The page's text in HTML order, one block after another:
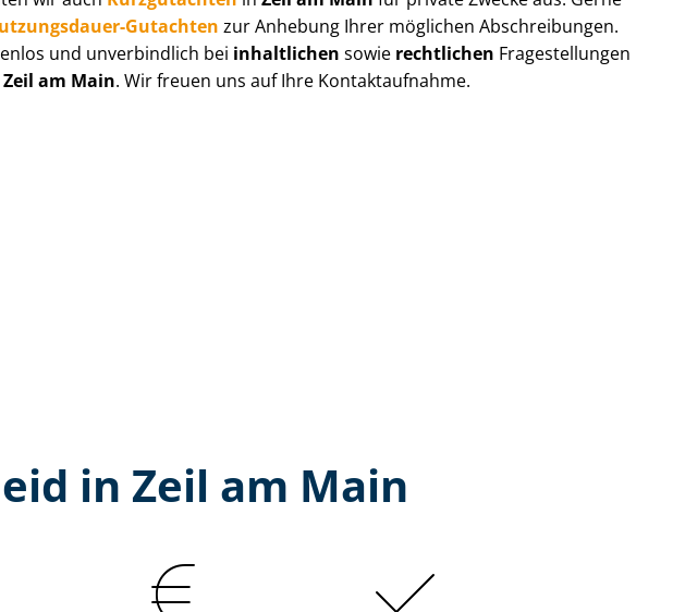
Gutachten zur Anhebung Ihrer möglichen Abschreibungen.
und unverbindlich bei inhaltlichen sowie rechtlichen Fragestellungen
Zeil am Main. Wir freuen uns auf Ihre Kontaktaufnahme.
in Zeil am Main